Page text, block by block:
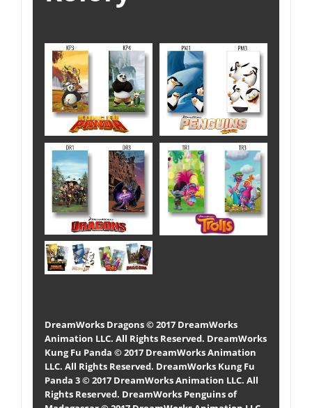
DreamWorks Dragons © 2017 DreamWorks
Animation LLC. All Rights Reserved. DreamWorks
Kung Fu Panda © 2017 DreamWorks Animation
LLC. All Rights Reserved. DreamWorks Kung Fu
Panda 3 © 2017 DreamWorks Animation LLC. All
Rights Reserved. DreamWorks Penguins of